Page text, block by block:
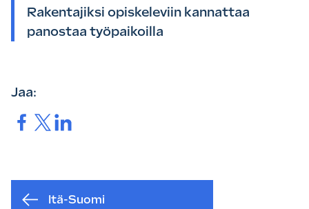
Rakentajiksi opiskeleviin kannattaa
panostaa työpaikoilla
Jaa:
Jaa. Jaa.Jaa.
Itä-Suomi